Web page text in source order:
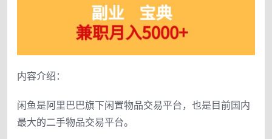
内容介绍：
闲鱼是阿里巴巴旗下闲置物品交易平台，也是目前国内
最大的二手物品交易平台。